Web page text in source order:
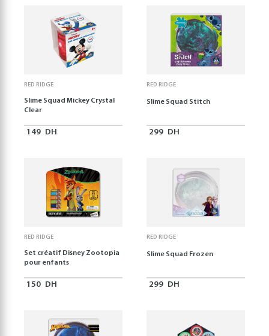
RED RIDGE
Slime Squad Mickey Crystal
Clear
149 DH
RED RIDGE
Slime Squad Stitch
299 DH
RED RIDGE
Set créatif Disney Zootopia
pour enfants
150 DH
RED RIDGE
Slime Squad Frozen
299 DH